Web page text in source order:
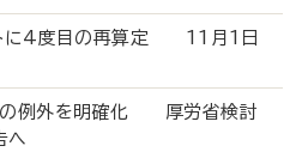
トに4度目の再算定 11月1日
の例外を明確化 厚労省検討
へ